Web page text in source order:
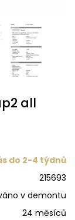
all
do 2-4 týdnů
215693
v demontu
24 měsíců